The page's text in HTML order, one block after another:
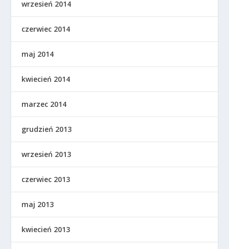
wrzesień 2014
czerwiec 2014
maj 2014
kwiecień 2014
marzec 2014
grudzień 2013
wrzesień 2013
czerwiec 2013
maj 2013
kwiecień 2013